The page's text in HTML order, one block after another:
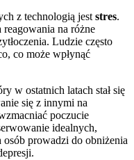
z technologią jeststres.
reagowania na różne
Ludzie często
co może wpłynąć
w ostatnich latach stał się
się z innymi na
poczucie
idealnych,
prowadzi do obniżenia